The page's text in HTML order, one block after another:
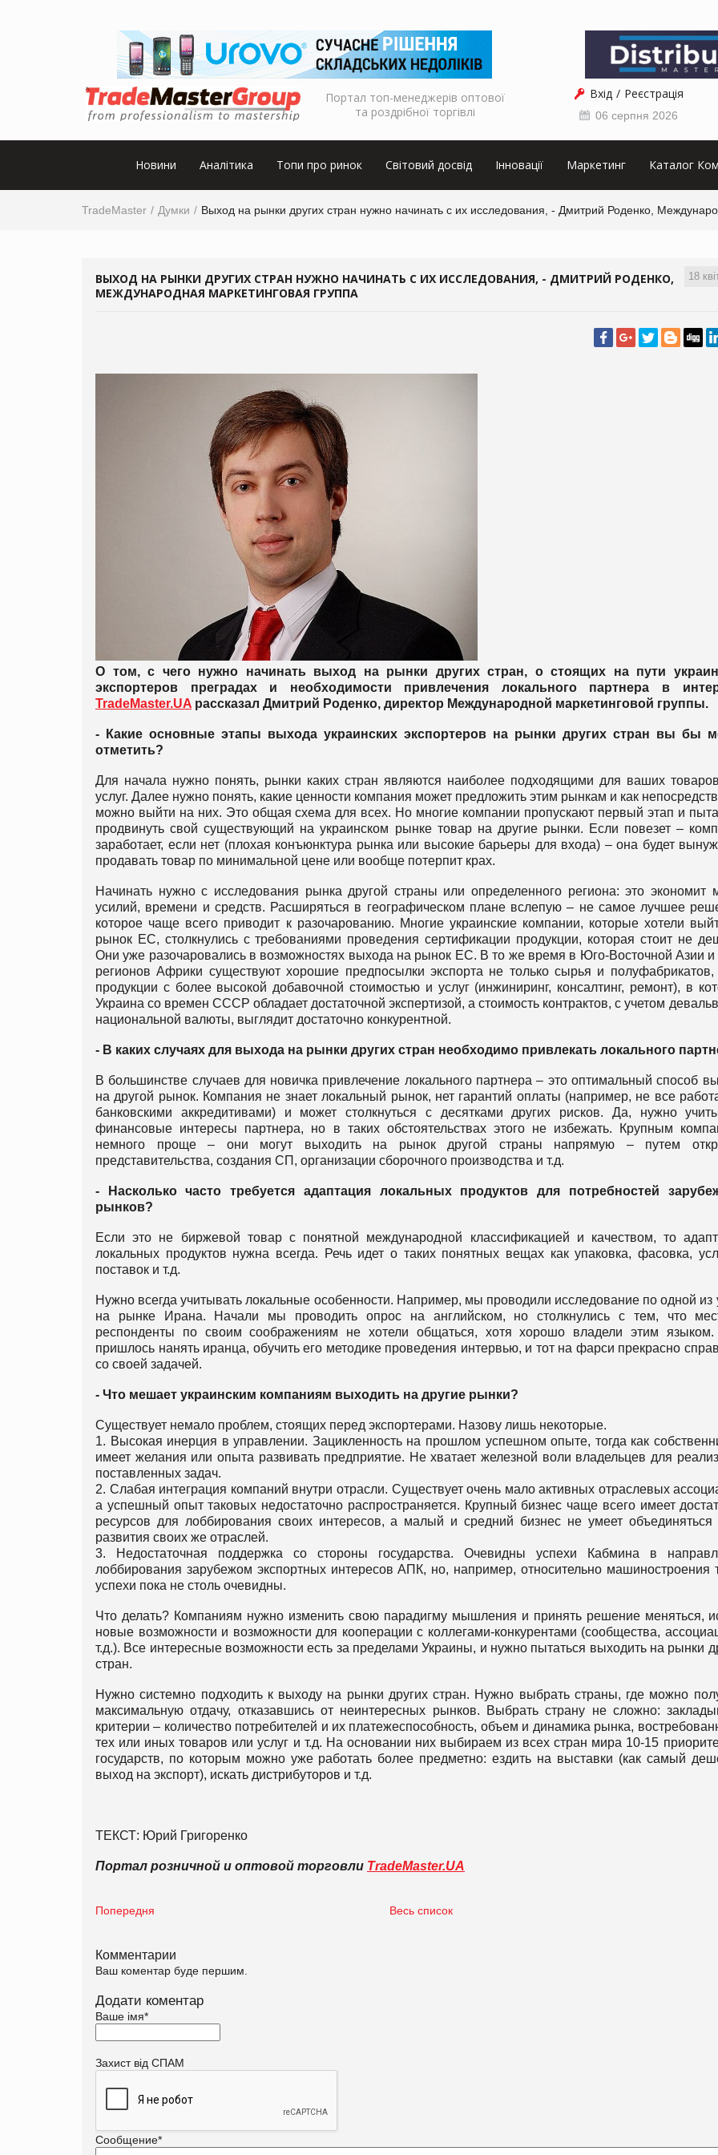
Портал топ-менеджерів оптової
та роздрібної торгівлі
Вхід Реєстрація
06 серпня 2026
Новини Аналітика Топи про ринок Світовий досвід Інновації Маркетинг Каталог
TradeMaster Думки Выход на рынки других стран нужно начинать с их исследования, - Дмитрий Роденко,
18
ВЫХОД НА РЫНКИ ДРУГИХ СТРАН НУЖНО НАЧИНАТЬ С ИХ ИССЛЕДОВАНИЯ, - ДМИТРИЙ РОДЕНКО,
МЕЖДУНАРОДНАЯ МАРКЕТИНГОВАЯ ГРУППА
О том, с чего нужно начинать выход на рынки других стран, о стоящих на пути
экспортеров преградах и необходимости привлечения локального партнера в
TradeMaster.UA рассказал Дмитрий Роденко, директор Международной маркетинговой группы.
- Какие основные этапы выхода украинских экспортеров на рынки других стран вы бы
отметить?
Для начала нужно понять, рынки каких стран являются наиболее подходящими для ваших
услуг. Далее нужно понять, какие ценности компания может предложить этим рынкам и как
можно выйти на них. Это общая схема для всех. Но многие компании пропускают первый этап и
продвинуть свой существующий на украинском рынке товар на другие рынки. Если повезет –
заработает, если нет (плохая конъюнктура рынка или высокие барьеры для входа) – она будет
продавать товар по минимальной цене или вообще потерпит крах.
Начинать нужно с исследования рынка другой страны или определенного региона: это экономит
усилий, времени и средств. Расширяться в географическом плане вслепую – не самое лучшее
которое чаще всего приводит к разочарованию. Многие украинские компании, которые хотели
рынок ЕС, столкнулись с требованиями проведения сертификации продукции, которая стоит не
Они уже разочаровались в возможностях выхода на рынок ЕС. В то же время в Юго-Восточной Азии и
регионов Африки существуют хорошие предпосылки экспорта не только сырья и
продукции с более высокой добавочной стоимостью и услуг (инжиниринг, консалтинг, ремонт), в
Украина со времен СССР обладает достаточной экспертизой, а стоимость контрактов, с учетом
национальной валюты, выглядит достаточно конкурентной.
- В каких случаях для выхода на рынки других стран необходимо привлекать локального
В большинстве случаев для новичка привлечение локального партнера – это оптимальный способ
на другой рынок. Компания не знает локальный рынок, нет гарантий оплаты (например, не все
банковскими аккредитивами) и может столкнуться с десятками других рисков. Да, нужно
финансовые интересы партнера, но в таких обстоятельствах этого не избежать. Крупным
немного проще – они могут выходить на рынок другой страны напрямую – путем
представительства, создания СП, организации сборочного производства и т.д.
- Насколько часто требуется адаптация локальных продуктов для потребностей
рынков?
Если это не биржевой товар с понятной международной классификацией и качеством, то
локальных продуктов нужна всегда. Речь идет о таких понятных вещах как упаковка, фасовка,
поставок и т.д.
Нужно всегда учитывать локальные особенности. Например, мы проводили исследование по одной из
на рынке Ирана. Начали мы проводить опрос на английском, но столкнулись с тем, что
респонденты по своим соображениям не хотели общаться, хотя хорошо владели этим
пришлось нанять иранца, обучить его методике проведения интервью, и тот на фарси прекрасно
со своей задачей.
- Что мешает украинским компаниям выходить на другие рынки?
Существует немало проблем, стоящих перед экспортерами. Назову лишь некоторые.
1. Высокая инерция в управлении. Зацикленность на прошлом успешном опыте, тогда как
имеет желания или опыта развивать предприятие. Не хватает железной воли владельцев для
поставленных задач.
2. Слабая интеграция компаний внутри отрасли. Существует очень мало активных отраслевых
а успешный опыт таковых недостаточно распространяется. Крупный бизнес чаще всего имеет
ресурсов для лоббирования своих интересов, а малый и средний бизнес не умеет объединяться
развития своих же отраслей.
3. Недостаточная поддержка со стороны государства. Очевидны успехи Кабмина в
лоббирования зарубежом экспортных интересов АПК, но, например, относительно машиностроения
успехи пока не столь очевидны.
Что делать? Компаниям нужно изменить свою парадигму мышления и принять решение меняться,
новые возможности и возможности для кооперации с коллегами-конкурентами (сообщества,
т.д.). Все интересные возможности есть за пределами Украины, и нужно пытаться выходить на рынки
стран.
Нужно системно подходить к выходу на рынки других стран. Нужно выбрать страны, где можно
максимальную отдачу, отказавшись от неинтересных рынков. Выбрать страну не сложно:
критерии – количество потребителей и их платежеспособность, объем и динамика рынка,
тех или иных товаров или услуг и т.д. На основании них выбираем из всех стран мира 10-15
государств, по которым можно уже работать более предметно: ездить на выставки (как самый
выход на экспорт), искать дистрибуторов и т.д.
ТЕКСТ: Юрий Григоренко
Портал розничной и оптовой торговли TradeMaster.UA
Попередня Весь список
Комментарии
Ваш коментар буде першим.
Додати коментар
Ваше імя*
Захист від СПАМ
Сообщение*